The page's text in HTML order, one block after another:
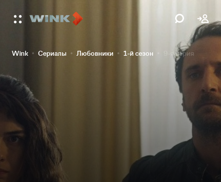
Wink Сериалы Любовники 1-й сезон 9-я серия